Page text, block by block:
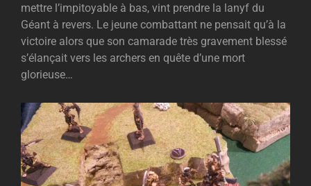
mettre l’impitoyable à bas, vint prendre la lanyf du
Géant à revers. Le jeune combattant ne pensait qu’à la
victoire alors que son camarade très gravement blessé
s’élançait vers les archers en quête d’une mort
glorieuse…